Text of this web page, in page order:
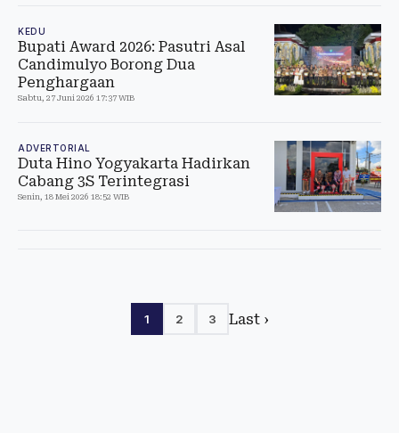
KEDU
Bupati Award 2026: Pasutri Asal
Candimulyo Borong Dua
Penghargaan
Sabtu, 27 Juni 2026 17:37 WIB
ADVERTORIAL
Duta Hino Yogyakarta Hadirkan
Cabang 3S Terintegrasi
Senin, 18 Mei 2026 18:52 WIB
1 2 3 Last ›